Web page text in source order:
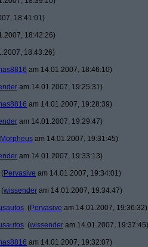
18:41:01)
18:42:26)
18:43:26)
am 14.01.2007, 18:46:10)
am 14.01.2007, 19:25:31)
am 14.01.2007, 19:28:39)
am 14.01.2007, 19:29:47)
Morpheus am 14.01.2007, 19:31:45)
am 14.01.2007, 19:33:13)
(Pervasive am 14.01.2007, 19:34:01)
(wissender am 14.01.2007, 19:34:47)
(Pervasive am 14.01.2007, 19:36:32)
(wissender am 14.01.2007, 19:37:45)
am 14.01.2007, 19:32:07)